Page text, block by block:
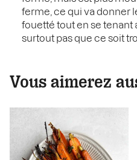
ferme, ce qui va donner
fouetté tout en se tenant
surtout pas que ce soit
Vous aimerez